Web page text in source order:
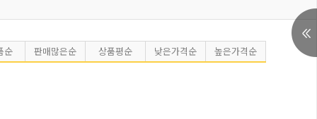
순 판매많은순 상품평순 낮은가격순 높은가격순